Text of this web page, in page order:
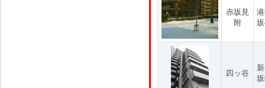
赤坂見
附
四ッ谷